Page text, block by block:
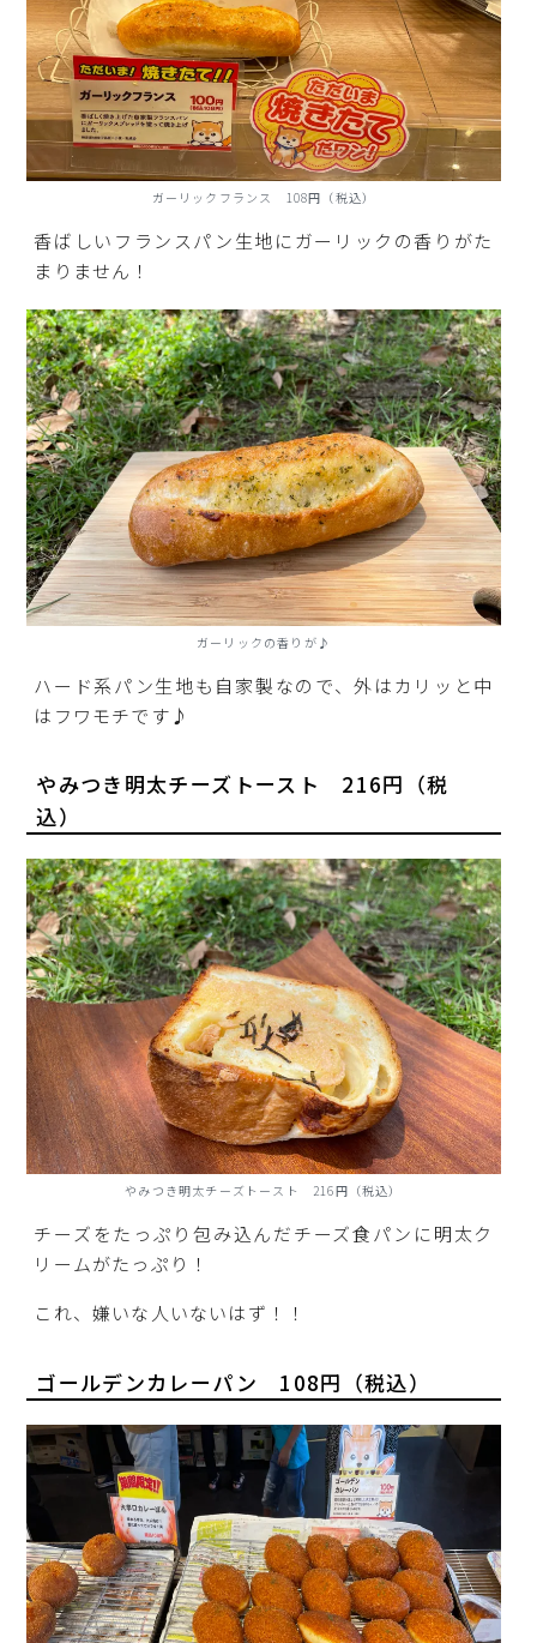
ガーリックフランス 108円（税込）
香ばしいフランスパン生地にガーリックの香りがた
まりません！
ガーリックの香りが♪
ハード系パン生地も自家製なので、外はカリッと中
はフワモチです♪
やみつき明太チーズトースト 216円（税
込）
やみつき明太チーズトースト 216円（税込）
チーズをたっぷり包み込んだチーズ食パンに明太ク
リームがたっぷり！
これ、嫌いな人いないはず！！
ゴールデンカレーパン 108円（税込）